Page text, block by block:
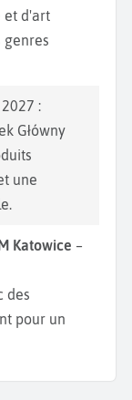
et d'art
genres
:
Główny
une
Katowice –
des
pour un